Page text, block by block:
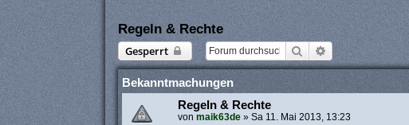
Regeln & Rechte
Gesperrt
Suche Erweiterte Suche
Bekanntmachungen
Regeln & Rechte
von maik63de» Sa 11. Mai 2013, 13:23